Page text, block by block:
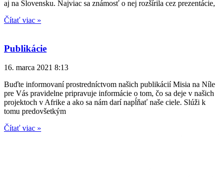
aj na Slovensku. Najviac sa známosť o nej rozšírila cez prezentácie,
Čítať viac »
Publikácie
16. marca 2021 8:13
Buďte informovaní prostredníctvom našich publikácií Misia na Níle
pre Vás pravidelne pripravuje informácie o tom, čo sa deje v našich
projektoch v Afrike a ako sa nám darí napĺňať naše ciele. Slúži k
tomu predovšetkým
Čítať viac »